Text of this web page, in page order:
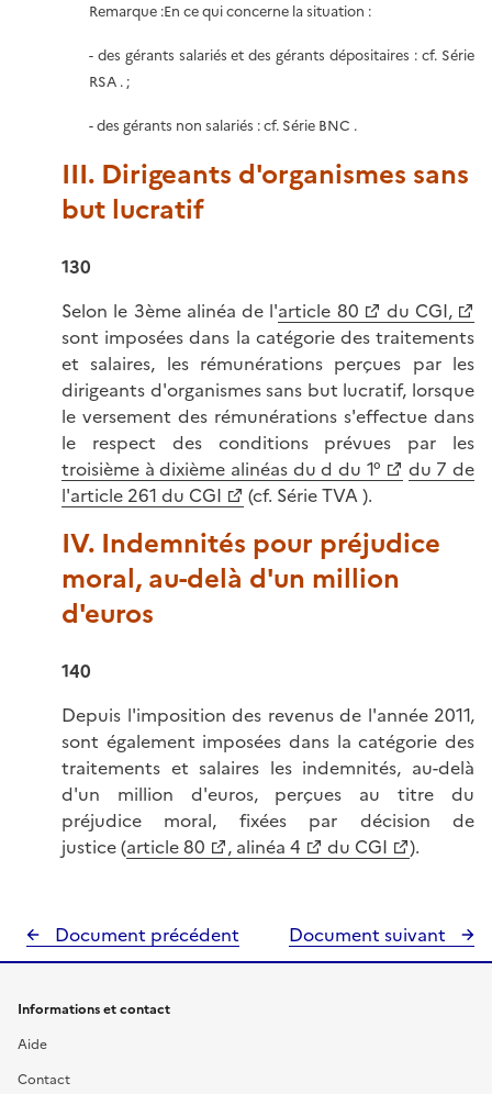
Remarque :En ce qui concerne la situation :
- des gérants salariés et des gérants dépositaires : cf. Série
RSA . ;
- des gérants non salariés : cf. Série BNC .
III. Dirigeants d'organismes sans
but lucratif
130
Selon le 3ème alinéa de l'article 80
du CGI,
sont imposées dans la catégorie des traitements
et salaires, les rémunérations perçues par les
dirigeants d'organismes sans but lucratif, lorsque
le versement des rémunérations s'effectue dans
le respect des conditions prévues par les
troisième à dixième alinéas du d du 1°
du 7 de
l'article 261 du CGI
(cf. Série TVA ).
IV. Indemnités pour préjudice
moral, au-delà d'un million
d'euros
140
Depuis l'imposition des revenus de l'année 2011,
sont également imposées dans la catégorie des
traitements et salaires les indemnités, au-delà
d'un million d'euros, perçues au titre du
préjudice moral, fixées par décision de
justice (article 80 , alinéa 4 du CGI ).
Document précédent Document suivant
Informations et contact
Aide
Contact